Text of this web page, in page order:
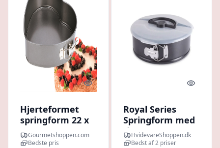
Quick look
Hjerteformet
springform 22 x
21 cm. - Hurtig
levering
Gourmetshoppen.com
Bedste pris
Quick
Royal Series
Springform med
låg - Ø26cm
HvidevareShoppen.dk
Bedst af 2 priser